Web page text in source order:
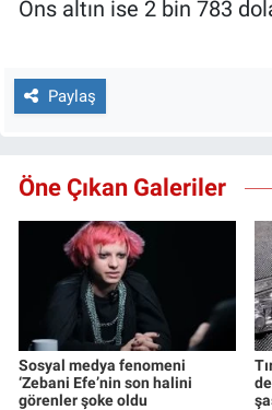
Ons altın ise 2 bin 783
Paylaş
Öne Çıkan Galeriler
Sosyal medya fenomeni
‘Zebani Efe’nin son halini
görenler şoke oldu